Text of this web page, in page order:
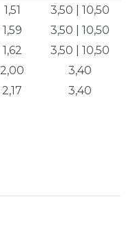
1,51
3,50 | 10,50
1,59
3,50 | 10,50
1,62
3,50 | 10,50
2,00
3,40
2,17 3,40